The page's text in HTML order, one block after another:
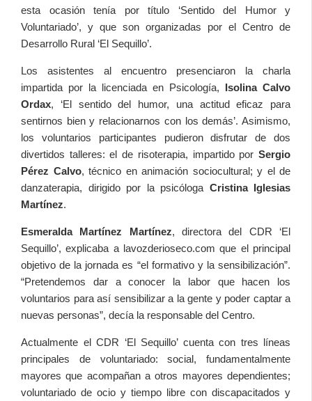
esta ocasión tenía por título ‘Sentido del Humor y
Voluntariado’, y que son organizadas por el Centro de
Desarrollo Rural ‘El Sequillo’.
Los asistentes al encuentro presenciaron la charla
impartida por la licenciada en Psicología, Isolina Calvo
Ordax, ‘El sentido del humor, una actitud eficaz para
sentirnos bien y relacionarnos con los demás’. Asimismo,
los voluntarios participantes pudieron disfrutar de dos
divertidos talleres: el de risoterapia, impartido por Sergio
Pérez Calvo, técnico en animación sociocultural; y el de
danzaterapia, dirigido por la psicóloga CristinaIglesias
Martínez.
Esmeralda Martínez Martínez, directora del CDR ‘El
Sequillo’, explicaba a lavozderioseco.com que el principal
objetivo de la jornada es “el formativo y la sensibilización”.
“Pretendemos dar a conocer la labor que hacen los
voluntarios para así sensibilizar a la gente y poder captar a
nuevas personas”, decía la responsable del Centro.
Actualmente el CDR ‘El Sequillo’ cuenta con tres líneas
principales de voluntariado: social, fundamentalmente
mayores que acompañan a otros mayores dependientes;
voluntariado de ocio y tiempo libre con discapacitados y